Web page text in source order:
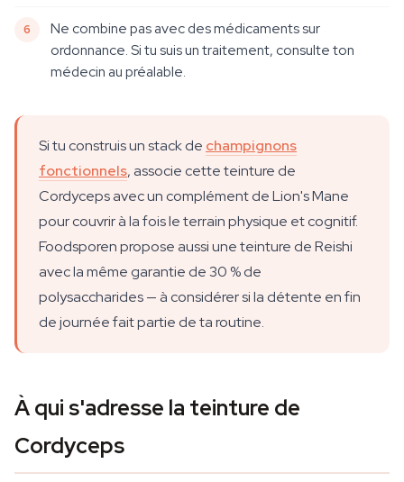
Ne combine pas avec des médicaments sur
ordonnance. Si tu suis un traitement, consulte ton
médecin au préalable.
Si tu construis un stack de champignons
fonctionnels, associe cette teinture de
Cordyceps avec un complément de Lion's Mane
pour couvrir à la fois le terrain physique et cognitif.
Foodsporen propose aussi une teinture de Reishi
avec la même garantie de 30 % de
polysaccharides — à considérer si la détente en fin
de journée fait partie de ta routine.
À qui s'adresse la teinture de
Cordyceps